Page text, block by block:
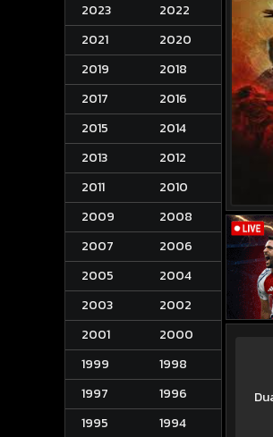
2023
2022
2021
2020
2019
2018
2017
2016
2015
2014
2013
2012
2011
2010
2009
2008
2007
2006
2005
2004
2003
2002
2001
2000
1999
1998
1997
1996
1995
1994